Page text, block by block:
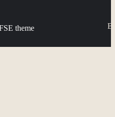
theme